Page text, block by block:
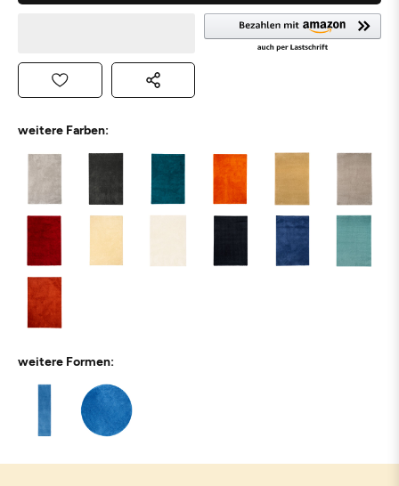
weitere Farben:
weitere Formen: